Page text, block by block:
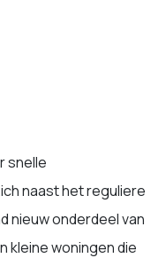
snelle
naast het reguliere
nieuw onderdeel van
kleine woningen die